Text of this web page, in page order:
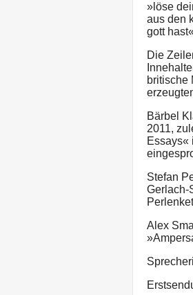
»löse
aus den
gott hast«
Die
britische
Bärbel
2011,
Essays«
Stefan
Gerlach-
Alex